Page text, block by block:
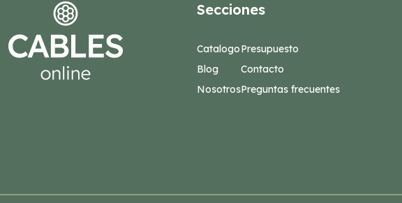
Secciones
Catalogo
Blog
Nosotros
Presupuesto
Contacto
Preguntas frecuentes